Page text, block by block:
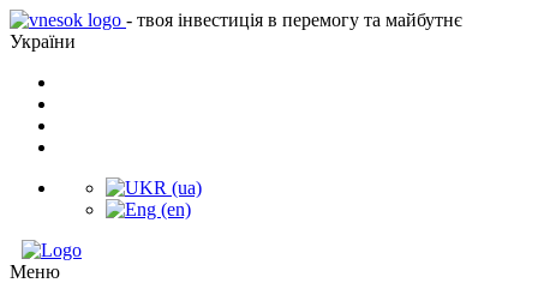
- твоя інвестиція в перемогу та майбутнє
України
Меню